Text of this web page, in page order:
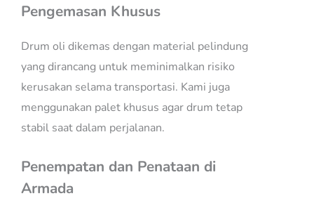
Pengemasan Khusus
Drum oli dikemas dengan material pelindung
yang dirancang untuk meminimalkan risiko
kerusakan selama transportasi. Kami juga
menggunakan palet khusus agar drum tetap
stabil saat dalam perjalanan.
Penempatan dan Penataan di
Armada